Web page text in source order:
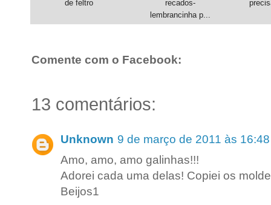
de feltro
recados-
lembrancinha p...
Comente com o Facebook:
13 comentários:
Unknown 9 de março de 2011 às 16:48
Amo, amo, amo galinhas!!!
Adorei cada uma delas! Copiei os
Beijos1